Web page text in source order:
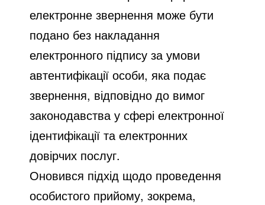
електронне звернення може бути
подано без накладання
електронного підпису за умови
автентифікації особи, яка подає
звернення, відповідно до вимог
законодавства у сфері електронної
ідентифікації та електронних
довірчих послуг.
Оновився підхід щодо проведення
особистого прийому, зокрема,